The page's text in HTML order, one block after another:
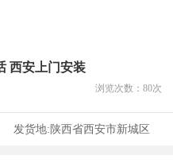
西安上门安装
浏览次数： 80次
发货地:陕西省西安市新城区